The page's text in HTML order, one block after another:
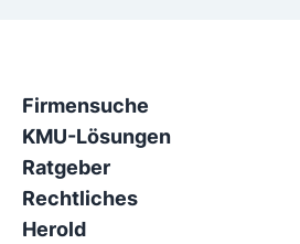
Firmensuche
KMU-Lösungen
Ratgeber
Rechtliches
Herold